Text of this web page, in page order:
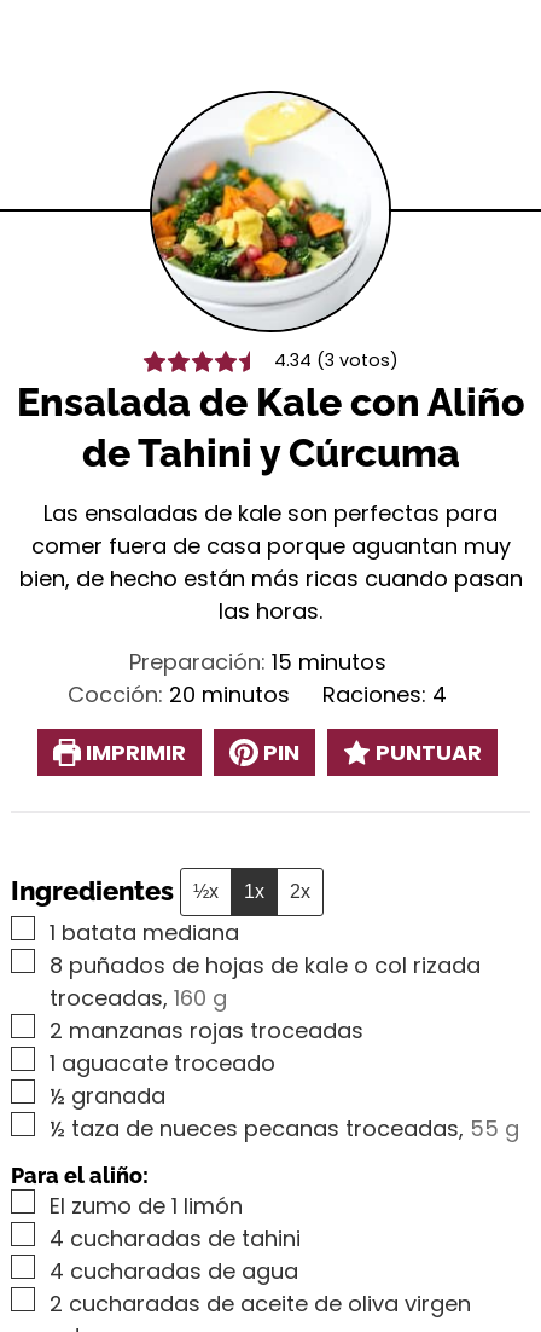
4.34 (3 votos)
Ensalada de Kale con Aliño
de Tahini y Cúrcuma
Las ensaladas de kale son perfectas para
comer fuera de casa porque aguantan muy
bien, de hecho están más ricas cuando pasan
las horas.
Preparación: 15minutos
minutos
Cocción: 20 minutos
minutos Raciones: 4
IMPRIMIR
PIN PUNTUAR
Ingredientes ½x 1x 2x
▢1 batata mediana
▢
8 puñados de hojas de kale o col rizada
troceadas,160 g
▢
2 manzanas rojas troceadas
▢1 aguacate troceado
▢
½ granada
▢
½ taza de nueces pecanas troceadas, 55 g
Para el aliño:
▢
El zumo de 1 limón
▢
4 cucharadas de tahini
▢
4 cucharadas de agua
▢
2 cucharadas de aceite de oliva virgen